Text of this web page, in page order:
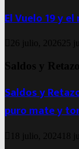
El Vuelo 19 y
26 julio, 202625
Saldos y
Saldos y
puro mate y
18 julio, 2024 18